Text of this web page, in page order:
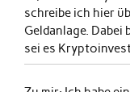
schreibe ich hier
Geldanlage. Dabei
sei es